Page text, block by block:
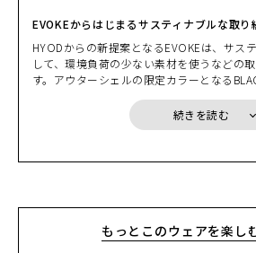
ェルをバイクに掛けておくのはとても不安。
たずらされたり、盗まれたりするかもしれ
は小さく畳んでコンパクトに収納でき携帯
で、そんな不安を解消できるのです。
EVOKEからはじまるサスティナブルな取り
HYODからの新提案となるEVOKEは、サス
して、環境負荷の少ない素材を使うなどの
す。アウターシェルの限定カラーとなる
Oプロテクターは、高い衝撃吸収性を持ち
材を使うことで簡単にリサイクルすること
の組み合わせで長い期間着用していただけ
続きを読む
もっとこのウェアを楽し
HEATHER GREY
S
¥22,000(税込)
LIGHT GREY
LIGHT GREY